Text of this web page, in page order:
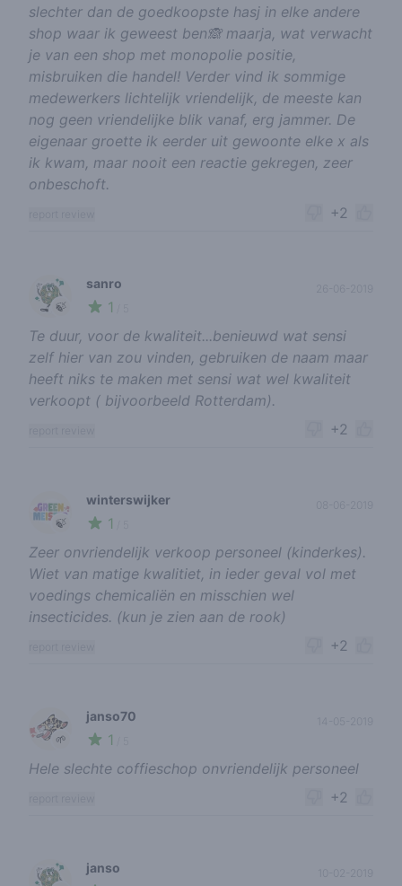
slechter dan de goedkoopste hasj in elke andere
shop waar ik geweest ben🙈 maarja, wat verwacht
je van een shop met monopolie positie,
misbruiken die handel! Verder vind ik sommige
medewerkers lichtelijk vriendelijk, de meeste kan
nog geen vriendelijke blik vanaf, erg jammer. De
eigenaar groette ik eerder uit gewoonte elke x als
ik kwam, maar nooit een reactie gekregen, zeer
onbeschoft.
+2
🍃
sanro
1
Te duur, voor de kwaliteit...benieuwd wat sensi
zelf hier van zou vinden, gebruiken de naam maar
heeft niks te maken met sensi wat wel kwaliteit
verkoopt ( bijvoorbeeld Rotterdam).
+2
🍃
winterswijker
1
Zeer onvriendelijk verkoop personeel (kinderkes).
Wiet van matige kwalitiet, in ieder geval vol met
voedings chemicaliën en misschien wel
insecticides. (kun je zien aan de rook)
+2
🌱
janso70
1
Hele slechte coffieschop onvriendelijk personeel
+2
janso